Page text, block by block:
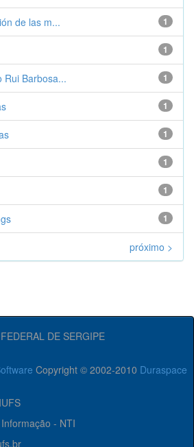
1
de las m...
1
1
Rui Barbosa...
1
1
1
1
1
próximo >
DE SERGIPE
Copyright © 2002-2010 Duraspace
- NTI